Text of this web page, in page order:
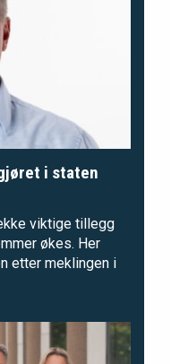
i staten
viktige tillegg
økes. Her
etter meklingen i